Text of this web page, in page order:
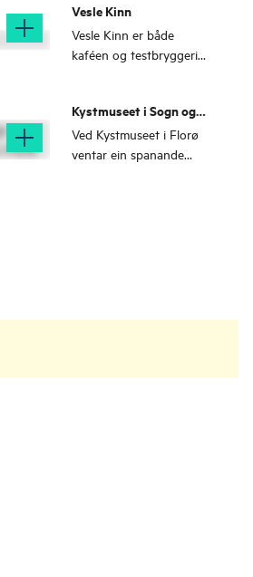
året.
Vesle Kinn
Vesle Kinn er både
kaféen og testbryggeriet
Strandgata i Florø.
Kystmuseet i Sogn og
Fjordane | Museum i
Florø
Ved Kystmuseet i Florø
ventar ein spanande